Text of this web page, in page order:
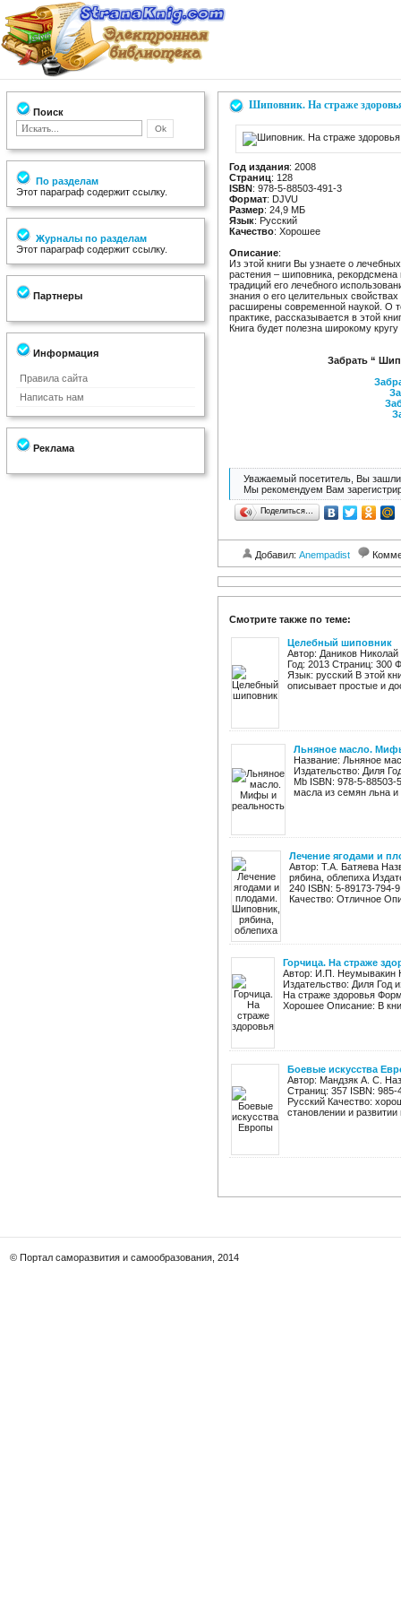
Поиск
По разделам
Этот параграф содержит ссылку.
Журналы по разделам
Этот параграф содержит ссылку.
Партнеры
Информация
Правила сайта
Написать нам
Реклама
Шиповник. На страже
Год издания: 2008
Страниц: 128
ISBN: 978-5-88503-491-3
Формат: DJVU
Размер: 24,9 МБ
Язык: Русский
Качество: Хорошее
Описание:
Из этой книги Вы узнаете о
растения – шиповника,
традиций его лечебного
знания о его целительных
расширены современной наукой. О
практике, рассказывается в этой
Книга будет полезна широкому кругу
Забрать “
Уважаемый посетитель, Вы зашли
Мы рекомендуем Вам
Поделиться…
Добавил: Anempadist
Смотрите также по теме:
Целебный шиповник
Автор: Даников
Год: 2013 Страниц: 300
Язык: русский В этой
описывает простые и
Льняное масло.
Название: Льняное
Издательство: Диля
Mb ISBN: 978-5-88503-
масла из семян льна и
Лечение ягодами и
Автор: Т.А. Батяева
рябина, облепиха
240 ISBN: 5-89173-
Качество: Отличное
Горчица. На страже
Автор: И.П. Неумывакин
Издательство: Диля Год
На страже здоровья
Хорошее Описание: В
Боевые искусства
Автор: Мандзяк А. С.
Страниц: 357 ISBN:
Русский Качество:
становлении и
© Портал саморазвития и самообразования, 2014